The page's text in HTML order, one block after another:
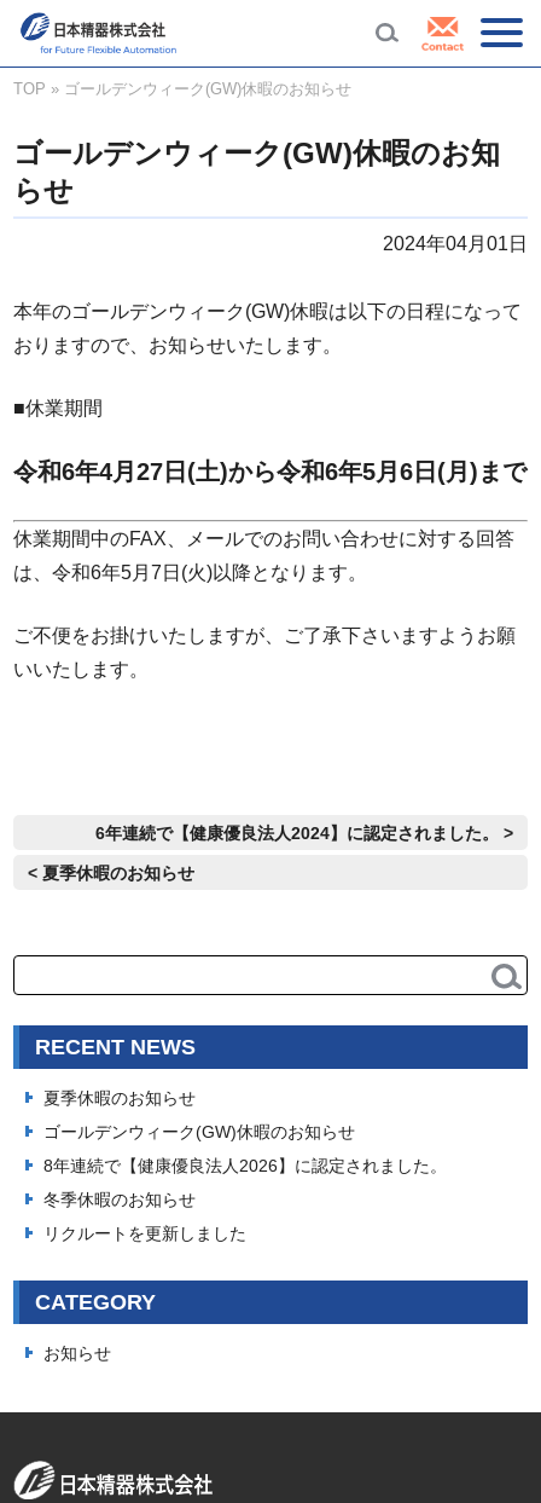
TOP » ゴールデンウィーク(GW)休暇のお知らせ
ゴールデンウィーク(GW)休暇のお知
らせ
2024年04月01日
本年のゴールデンウィーク(GW)休暇は以下の日程になって
おりますので、お知らせいたします。
■休業期間
令和6年4月27日(土)から令和6年5月6日(月)まで
休業期間中のFAX、メールでのお問い合わせに対する回答
は、令和6年5月7日(火)以降となります。
ご不便をお掛けいたしますが、ご了承下さいますようお願
いいたします。
6年連続で【健康優良法人2024】に認定されました。 >
< 夏季休暇のお知らせ
RECENT NEWS
夏季休暇のお知らせ
ゴールデンウィーク(GW)休暇のお知らせ
8年連続で【健康優良法人2026】に認定されました。
冬季休暇のお知らせ
リクルートを更新しました
CATEGORY
お知らせ